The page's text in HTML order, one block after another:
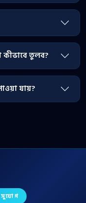
কীভাবে তুলব?
যায়?
সুযোগ